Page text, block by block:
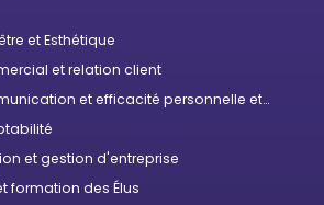
et Esthétique
et relation client
et efficacité personnelle et
et gestion d'entreprise
formation des Élus